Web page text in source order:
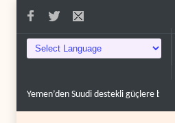
Yemen’den Suudi destekli güçlere büyük